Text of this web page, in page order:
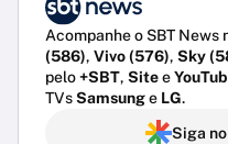
Acompanhe o SBT News
(586), Vivo (576), Sky
pelo+SBT, Sitee
TVsSamsunge LG.
Siga